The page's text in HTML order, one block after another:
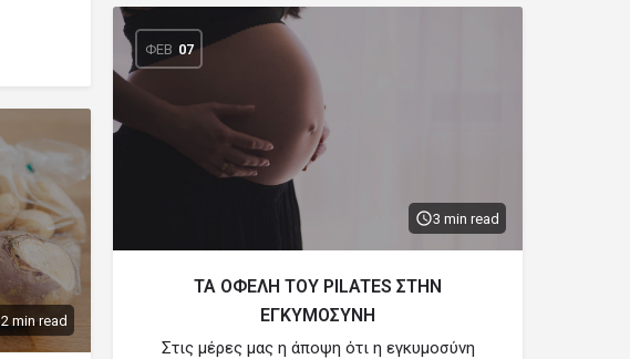
ΦΕΒ 07
3 min read
ΤΑ ΟΦΕΛΗ ΤΟΥ PILATES ΣΤΗΝ
ΕΓΚΥΜΟΣΥΝΗ
Στις μέρες μας η άποψη ότι η εγκυμοσύνη
2 min read